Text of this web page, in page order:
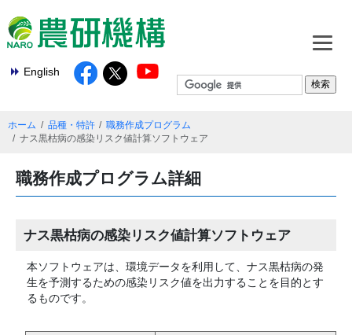
English
ホーム 品種・特許
職務作成プログラム
ナス黒枯病の感染リスク値計算ソフトウェア
職務作成プログラム詳細
ナス黒枯病の感染リスク値計算ソフトウェア
本ソフトウェアは、環境データを利用して、ナス黒枯病の発
生を予測するための感染リスク値を出力することを目的とす
るものです。